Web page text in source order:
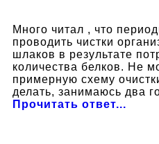
Много читал , что
проводить чистки
шлаков в результате
количества белков. Не
примерную схему
делать, занимаюсь два
Прочитать ответ...